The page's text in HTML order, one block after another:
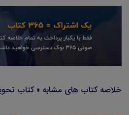
خلاصه کتاب های مشابه « کتاب